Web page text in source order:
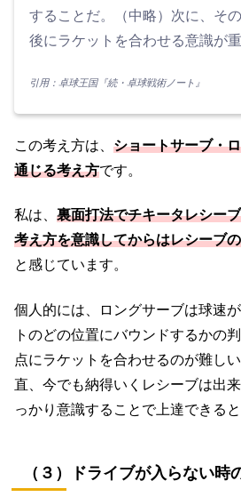
することだ。（中略）次に、そ
後にラケットを合わせる意識が重
引用：卓球王国『続・卓球戦術ノート』
この考え方は、 ショートサーブ・
通じる考え方です。
私は、 裏面打法でチキータレシー
考え方を意識してからはレシーブ
と感じています。
個人的には、ロングサーブは球速
トのどの位置にバウンドするかの
点にラケットを合わせるのが難し
直、今でも納得いくレシーブは出
っかり意識することで上達できると
（３）ドライブが入らない時